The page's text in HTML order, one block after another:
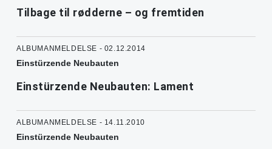
Tilbage til rødderne – og fremtiden
ALBUMANMELDELSE - 02.12.2014
Einstürzende Neubauten
Einstürzende Neubauten: Lament
ALBUMANMELDELSE - 14.11.2010
Einstürzende Neubauten